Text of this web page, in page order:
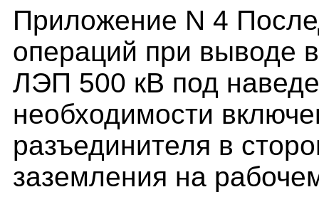
Приложение N 4
операций при выводе
ЛЭП 500 кВ под
необходимости
разъединителя в
заземления на